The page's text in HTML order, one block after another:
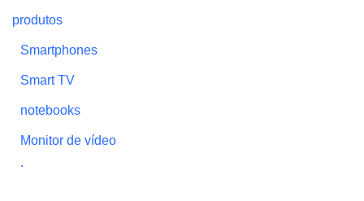
produtos
Smartphones
Smart TV
notebooks
Monitor de vídeo
Impressoras